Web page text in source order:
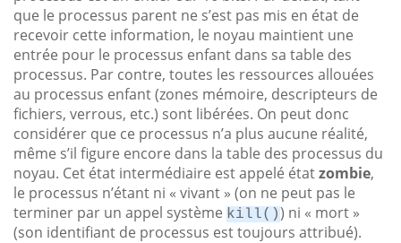
que le processus parent ne s’est pas mis en état de
recevoir cette information, le noyau maintient une
entrée pour le processus enfant dans sa table des
processus. Par contre, toutes les ressources allouées
au processus enfant (zones mémoire, descripteurs de
fichiers, verrous, etc.) sont libérées. On peut donc
considérer que ce processus n’a plus aucune réalité,
même s’il figure encore dans la table des processus du
noyau. Cet état intermédiaire est appelé étatzombie,
le processus n’étant ni « vivant » (on ne peut pas le
terminer par un appel système kill()) ni « mort »
(son identifiant de processus est toujours attribué).